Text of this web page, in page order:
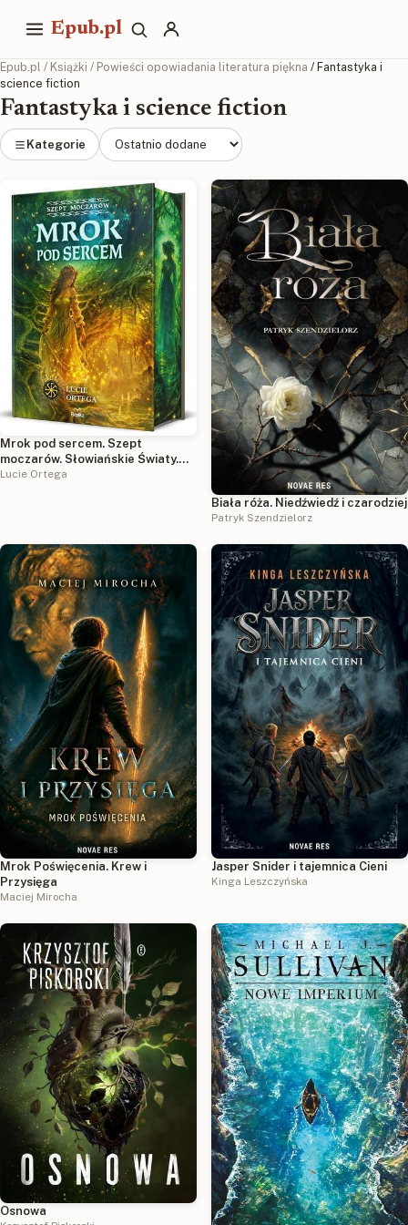
Epub.pl
Epub.pl / Książki / Powieści opowiadania literatura piękna / Fantastyka i
science fiction
Fantastyka i science fiction
Kategorie
Mrok pod sercem. Szept
moczarów. Słowiańskie Światy.
Tom 2 (ilustrowane brzegi)
Lucie Ortega
Biała róża. Niedźwiedź i czarodziej
Patryk Szendzielorz
Mrok Poświęcenia. Krew i
Przysięga
Maciej Mirocha
Jasper Snider i tajemnica Cieni
Kinga Leszczyńska
Osnowa